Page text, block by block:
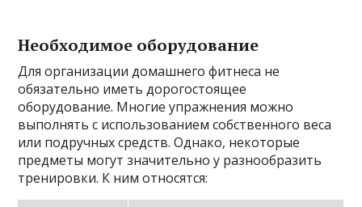
Необходимое оборудование
Для организации домашнего фитнеса не
обязательно иметь дорогостоящее
оборудование. Многие упражнения можно
выполнять с использованием собственного веса
или подручных средств. Однако, некоторые
предметы могут значительно у разнообразить
тренировки. К ним относятся: